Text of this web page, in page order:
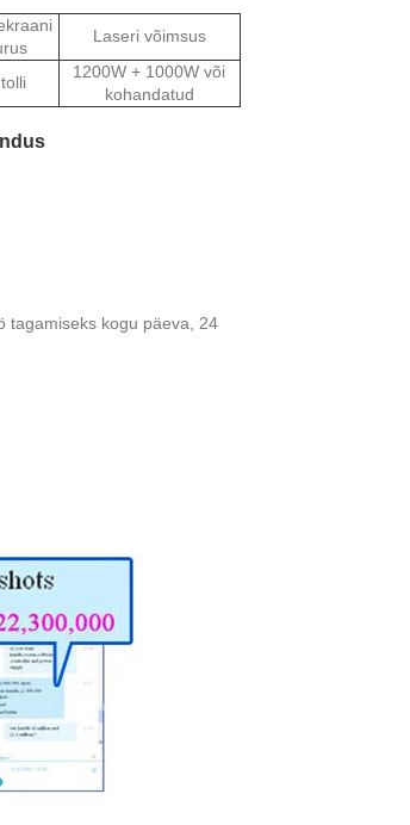
Laseri võimsus
1200W + 1000W või
kohandatud
tagamiseks kogu päeva, 24